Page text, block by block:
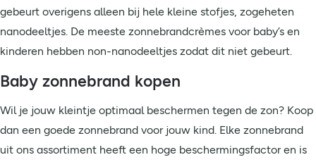
gebeurt overigens alleen bij hele kleine stofjes, zogeheten
nanodeeltjes. De meeste zonnebrandcrèmes voor baby’s en
kinderen hebben non-nanodeeltjes zodat dit niet gebeurt.
Baby zonnebrand kopen
Wil je jouw kleintje optimaal beschermen tegen de zon? Koop
dan een goede zonnebrand voor jouw kind. Elke zonnebrand
uit ons assortiment heeft een hoge beschermingsfactor en is